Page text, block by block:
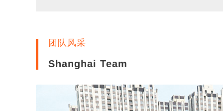
团队风采
Shanghai Team